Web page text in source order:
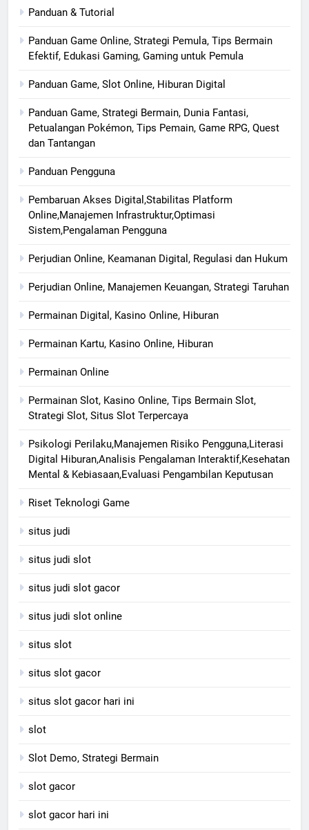
Panduan & Tutorial
Panduan Game Online, Strategi Pemula, Tips Bermain
Efektif, Edukasi Gaming, Gaming untuk Pemula
Panduan Game, Slot Online, Hiburan Digital
Panduan Game, Strategi Bermain, Dunia Fantasi,
Petualangan Pokémon, Tips Pemain, Game RPG, Quest
dan Tantangan
Panduan Pengguna
Pembaruan Akses Digital,Stabilitas Platform
Online,Manajemen Infrastruktur,Optimasi
Sistem,Pengalaman Pengguna
Perjudian Online, Keamanan Digital, Regulasi dan Hukum
Perjudian Online, Manajemen Keuangan, Strategi Taruhan
Permainan Digital, Kasino Online, Hiburan
Permainan Kartu, Kasino Online, Hiburan
Permainan Online
Permainan Slot, Kasino Online, Tips Bermain Slot,
Strategi Slot, Situs Slot Terpercaya
Psikologi Perilaku,Manajemen Risiko Pengguna,Literasi
Digital Hiburan,Analisis Pengalaman Interaktif,Kesehatan
Mental & Kebiasaan,Evaluasi Pengambilan Keputusan
Riset Teknologi Game
situs judi
situs judi slot
situs judi slot gacor
situs judi slot online
situs slot
situs slot gacor
situs slot gacor hari ini
slot
Slot Demo, Strategi Bermain
slot gacor
slot gacor hari ini